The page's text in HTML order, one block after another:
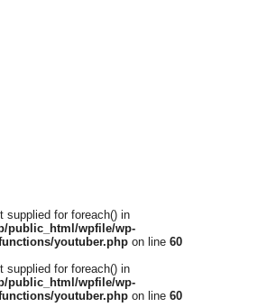
supplied for foreach() in
public_html/wpfile/wp-
youtuber.php on line 60
supplied for foreach() in
public_html/wpfile/wp-
youtuber.php on line 60